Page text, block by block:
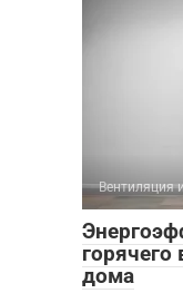
Вентиляция
дома